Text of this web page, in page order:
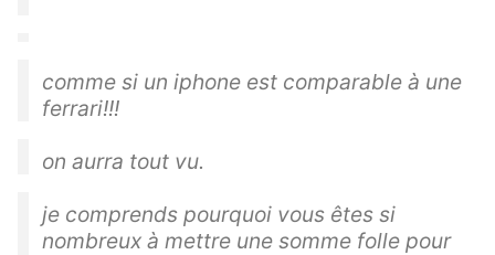
comme si un iphone est comparable à une
ferrari!!!
on aurra tout vu.
je comprends pourquoi vous êtes si
nombreux à mettre une somme folle pour